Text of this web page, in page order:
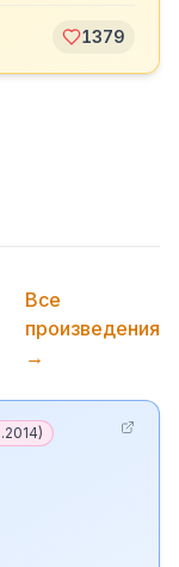
1379
Все
произведения
→
)